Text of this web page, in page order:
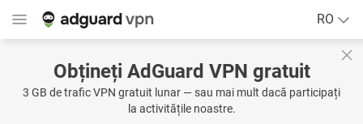
RO
Obțineți AdGuard VPN gratuit
3 GB de trafic VPN gratuit lunar — sau mai mult dacă participați
la activitățile noastre.